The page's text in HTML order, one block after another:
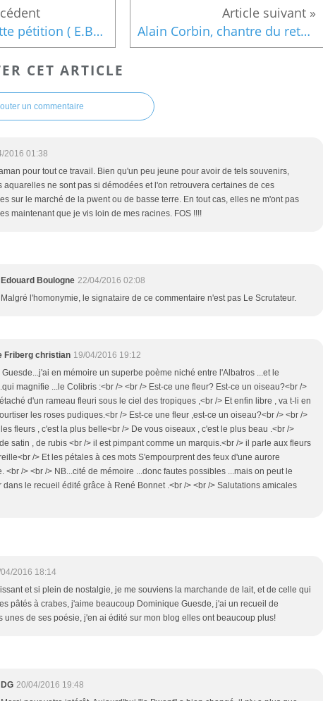
J'ai signé cette pétition ( E.Boulogne ). Alain Corbin, chantre du retour sur soi
CET ARTICLE
un commentaire
2016 01:38
pour tout ce travail. Bien qu'un peu jeune pour avoir de tels souvenirs,
aquarelles ne sont pas si démodées et l'on retrouvera certaines de ces
sur le marché de la pwent ou de basse terre. En tout cas, elles ne m'ont pas
maintenant que je vis loin de mes racines. FOS !!!!
Edouard Boulogne 22/04/2016 02:08
Malgré l'homonymie, le signataire de ce commentaire n'est pas Le Scrutateur.
Friberg christian 19/04/2016 19:12
Guesde...j'ai en mémoire un superbe poème niché entre l'Albatros ...et le
magnifie ...le Colibris :<br /> <br /> Est-ce une fleur? Est-ce un oiseau?<br />
d'un rameau fleuri sous le ciel des tropiques ,<br /> Et enfin libre , va t-li en
les roses pudiques.<br /> Est-ce une fleur ,est-ce un oiseau?<br /> <br />
fleurs , c'est la plus belle<br /> De vous oiseaux , c'est le plus beau .<br />
satin , de rubis <br /> il est pimpant comme un marquis.<br /> il parle aux fleurs
/> Et les pétales à ces mots S'empourprent des feux d'une aurore
<br /> <br /> NB...cité de mémoire ...donc fautes possibles ...mais on peut le
dans le recueil édité grâce à René Bonnet .<br /> <br /> Salutations amicales
2016 18:14
et si plein de nostalgie, je me souviens la marchande de lait, et de celle qui
pâtés à crabes, j'aime beaucoup Dominique Guesde, j'ai un recueil de
unes de ses poésie, j'en ai édité sur mon blog elles ont beaucoup plus!
DG 20/04/2016 19:48